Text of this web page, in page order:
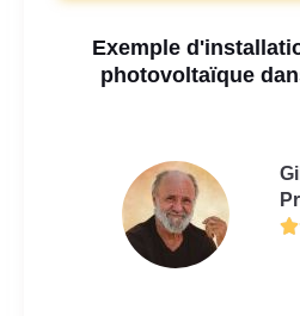
Exemple
photovoltaïque